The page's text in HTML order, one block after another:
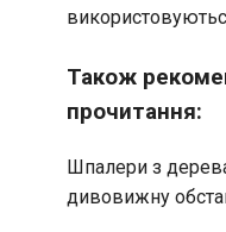
Також
прочитання:
Шпалери з
дивовижну